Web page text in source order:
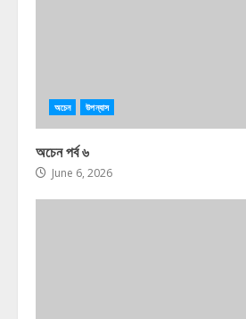
অচেন উপন্যাস
অচেন পর্ব ৬
June 6, 2026